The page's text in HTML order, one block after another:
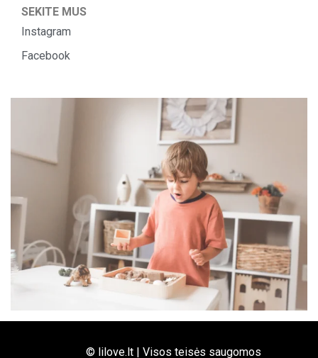
SEKITE MUS
Instagram
Facebook
© lilove.lt | Visos teisės saugomos